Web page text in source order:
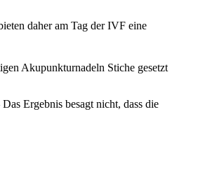
daher am Tag der IVF eine
Akupunkturnadeln Stiche gesetzt
Ergebnis besagt nicht, dass die